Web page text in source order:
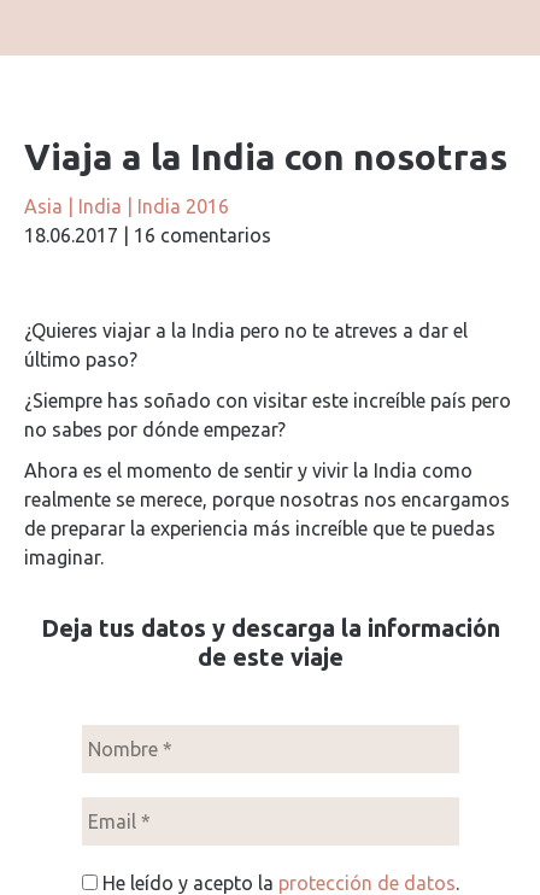
Viaja a la India con nosotras
Asia India
India 2016
18.06.2017
16 comentarios
¿Quieres viajar a la India pero no te atreves a dar el
último paso?
¿Siempre has soñado con visitar este increíble país pero
no sabes por dónde empezar?
Ahora es el momento de sentir y vivir la India como
realmente se merece, porque nosotras nos encargamos
de preparar la experiencia más increíble que te puedas
imaginar.
Deja tus datos y descarga la información
de este viaje
He leído y acepto la protección de datos.